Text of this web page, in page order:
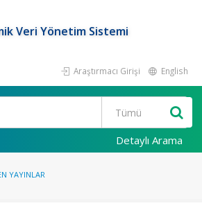
Veri Yönetim Sistemi
Araştırmacı Girişi English
Detaylı Arama
YAYINLAR